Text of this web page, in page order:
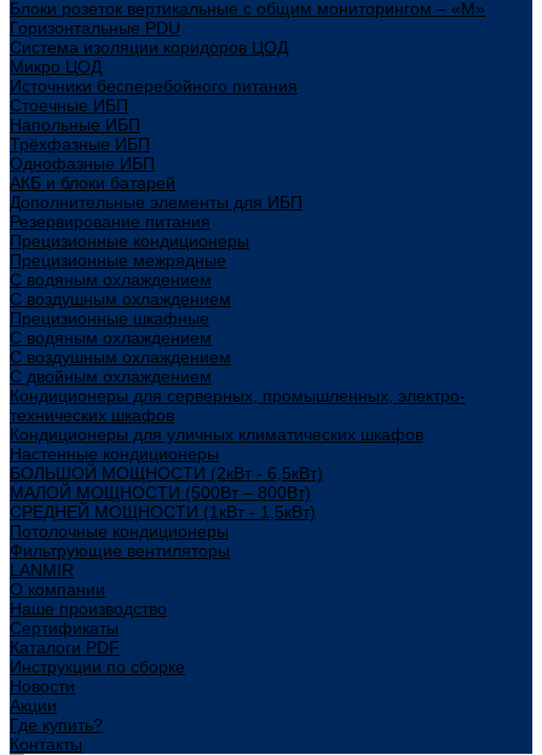
Блоки розеток вертикальные с общим мониторингом – «М»
Горизонтальные PDU
Система изоляции коридоров ЦОД
Микро ЦОД
Источники бесперебойного питания
Стоечные ИБП
Напольные ИБП
Трёхфазные ИБП
Однофазные ИБП
АКБ и блоки батарей
Дополнительные элементы для ИБП
Резервирование питания
Прецизионные кондиционеры
Прецизионные межрядные
С водяным охлаждением
С воздушным охлаждением
Прецизионные шкафные
С водяным охлаждением
С воздушным охлаждением
С двойным охлаждением
Кондиционеры для серверных, промышленных, электро-
технических шкафов
Кондиционеры для уличных климатических шкафов
Настенные кондиционеры
БОЛЬШОЙ МОЩНОСТИ (2кВт - 6,5кВт)
МАЛОЙ МОЩНОСТИ (500Вт – 800Вт)
СРЕДНЕЙ МОЩНОСТИ (1кВт - 1,5кВт)
Потолочные кондиционеры
Фильтрующие вентиляторы
LANMIR
О компании
Наше производство
Сертификаты
Каталоги PDF
Инструкции по сборке
Новости
Акции
Где купить?
Контакты